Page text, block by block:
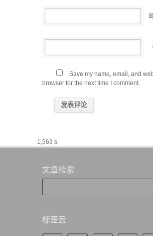
Save my name, email, and
browser for the next time I comment.
1,563 s
文章检索
标签云